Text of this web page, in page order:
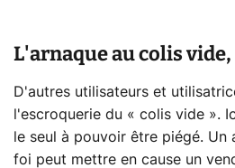
L'arnaque au colis
D'autres utilisateurs et
l'escroquerie du « colis vide ».
le seul à pouvoir être piégé. Un
foi peut mettre en cause un